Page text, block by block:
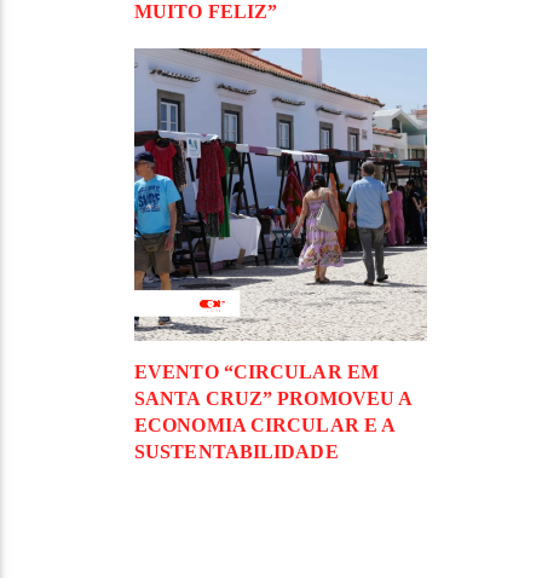
MUITO FELIZ”
EVENTO “CIRCULAR EM
SANTA CRUZ” PROMOVEU A
ECONOMIA CIRCULAR E A
SUSTENTABILIDADE